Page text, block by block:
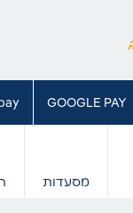
GOOGLE PAY
מסעדות